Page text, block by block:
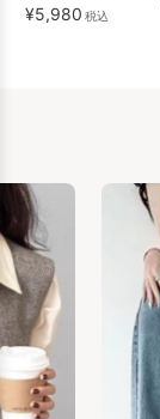
¥5,980 税込